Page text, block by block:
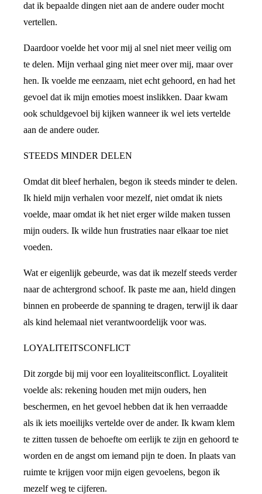
dat ik bepaalde dingen niet aan de andere ouder mocht
vertellen.
Daardoor voelde het voor mij al snel niet meer veilig om
te delen. Mijn verhaal ging niet meer over mij, maar over
hen. Ik voelde me eenzaam, niet echt gehoord, en had het
gevoel dat ik mijn emoties moest inslikken. Daar kwam
ook schuldgevoel bij kijken wanneer ik wel iets vertelde
aan de andere ouder.
STEEDS MINDER DELEN
Omdat dit bleef herhalen, begon ik steeds minder te delen.
Ik hield mijn verhalen voor mezelf, niet omdat ik niets
voelde, maar omdat ik het niet erger wilde maken tussen
mijn ouders. Ik wilde hun frustraties naar elkaar toe niet
voeden.
Wat er eigenlijk gebeurde, was dat ik mezelf steeds verder
naar de achtergrond schoof. Ik paste me aan, hield dingen
binnen en probeerde de spanning te dragen, terwijl ik daar
als kind helemaal niet verantwoordelijk voor was.
LOYALITEITSCONFLICT
Dit zorgde bij mij voor een loyaliteitsconflict. Loyaliteit
voelde als: rekening houden met mijn ouders, hen
beschermen, en het gevoel hebben dat ik hen verraadde
als ik iets moeilijks vertelde over de ander. Ik kwam klem
te zitten tussen de behoefte om eerlijk te zijn en gehoord te
worden en de angst om iemand pijn te doen. In plaats van
ruimte te krijgen voor mijn eigen gevoelens, begon ik
mezelf weg te cijferen.